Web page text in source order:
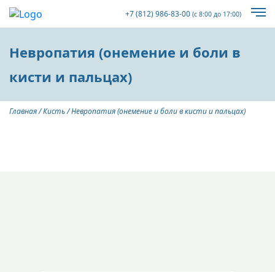
+7 (812) 986-83-00 (с 8:00 до 17:00)
Невропатия (онемение и боли в
кисти и пальцах)
Главная/Кисть/Невропатия (онемение и боли в кисти и пальцах)